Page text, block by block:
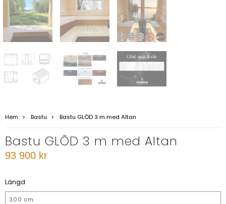
Hem Bastu Bastu GLÖD 3 m med Altan
Bastu GLÖD 3 m med Altan
93 900 kr
Längd
300 cm